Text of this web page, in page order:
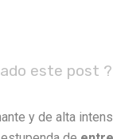
este post ?
y de alta